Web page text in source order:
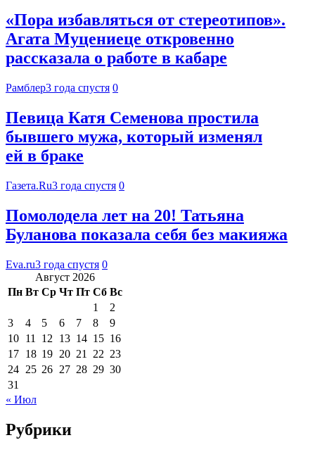
«Пора избавляться от стереотипов».
Агата Муцениеце откровенно
рассказала о работе в кабаре
Рамблер3 года спустя 0
Певица Катя Семенова простила
бывшего мужа, который изменял
ей в браке
Газета.Ru3 года спустя 0
Помолодела лет на 20! Татьяна
Буланова показала себя без макияжа
Eva.ru3 года спустя 0
Август 2026
Пн Вт Ср Чт Пт Сб Вс
1
2
3
4 5 6 7 8
9
10 11 12 13 14 15 16
17 18 19 20 21 22 23
24 25 26 27 28 29 30
31
« Июл
Рубрики